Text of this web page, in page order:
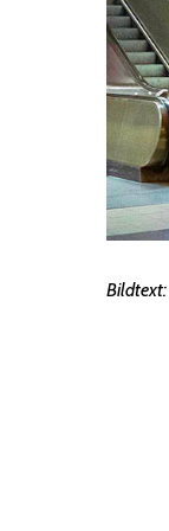
Bildtext: